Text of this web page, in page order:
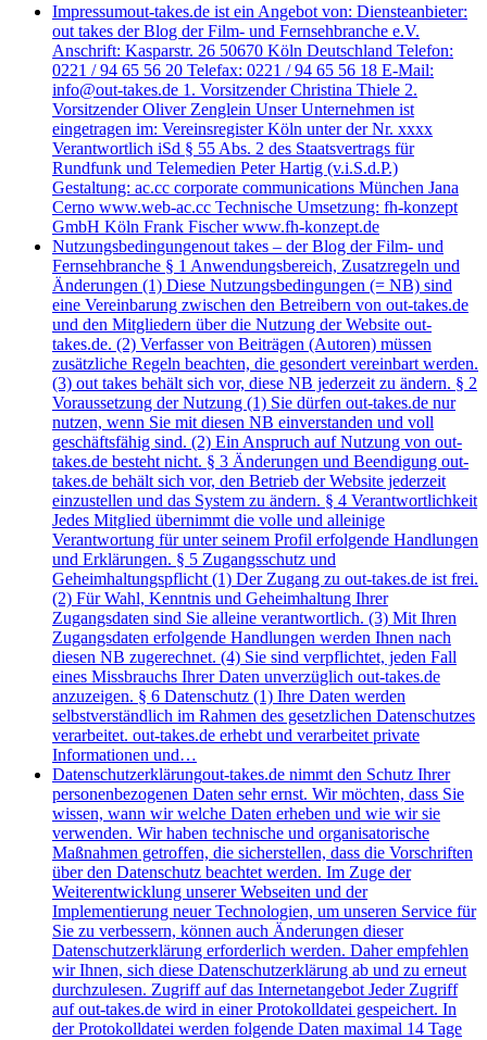
Impressumout-takes.de ist ein Angebot von: Diensteanbieter:
out takes der Blog der Film- und Fernsehbranche e.V.
Anschrift: Kasparstr. 26 50670 Köln Deutschland Telefon:
0221 / 94 65 56 20 Telefax: 0221 / 94 65 56 18 E-Mail:
info@out-takes.de 1. Vorsitzender Christina Thiele 2.
Vorsitzender Oliver Zenglein Unser Unternehmen ist
eingetragen im: Vereinsregister Köln unter der Nr. xxxx
Verantwortlich iSd § 55 Abs. 2 des Staatsvertrags für
Rundfunk und Telemedien Peter Hartig (v.i.S.d.P.)
Gestaltung: ac.cc corporate communications München Jana
Cerno www.web-ac.cc Technische Umsetzung: fh-konzept
GmbH Köln Frank Fischer www.fh-konzept.de
Nutzungsbedingungenout takes – der Blog der Film- und
Fernsehbranche § 1 Anwendungsbereich, Zusatzregeln und
Änderungen (1) Diese Nutzungsbedingungen (= NB) sind
eine Vereinbarung zwischen den Betreibern von out-takes.de
und den Mitgliedern über die Nutzung der Website out-
takes.de. (2) Verfasser von Beiträgen (Autoren) müssen
zusätzliche Regeln beachten, die gesondert vereinbart werden.
(3) out takes behält sich vor, diese NB jederzeit zu ändern. § 2
Voraussetzung der Nutzung (1) Sie dürfen out-takes.de nur
nutzen, wenn Sie mit diesen NB einverstanden und voll
geschäftsfähig sind. (2) Ein Anspruch auf Nutzung von out-
takes.de besteht nicht. § 3 Änderungen und Beendigung out-
takes.de behält sich vor, den Betrieb der Website jederzeit
einzustellen und das System zu ändern. § 4 Verantwortlichkeit
Jedes Mitglied übernimmt die volle und alleinige
Verantwortung für unter seinem Profil erfolgende Handlungen
und Erklärungen. § 5 Zugangsschutz und
Geheimhaltungspflicht (1) Der Zugang zu out-takes.de ist frei.
(2) Für Wahl, Kenntnis und Geheimhaltung Ihrer
Zugangsdaten sind Sie alleine verantwortlich. (3) Mit Ihren
Zugangsdaten erfolgende Handlungen werden Ihnen nach
diesen NB zugerechnet. (4) Sie sind verpflichtet, jeden Fall
eines Missbrauchs Ihrer Daten unverzüglich out-takes.de
anzuzeigen. § 6 Datenschutz (1) Ihre Daten werden
selbstverständlich im Rahmen des gesetzlichen Datenschutzes
verarbeitet. out-takes.de erhebt und verarbeitet private
Informationen und…
Datenschutzerklärungout-takes.de nimmt den Schutz Ihrer
personenbezogenen Daten sehr ernst. Wir möchten, dass Sie
wissen, wann wir welche Daten erheben und wie wir sie
verwenden. Wir haben technische und organisatorische
Maßnahmen getroffen, die sicherstellen, dass die Vorschriften
über den Datenschutz beachtet werden. Im Zuge der
Weiterentwicklung unserer Webseiten und der
Implementierung neuer Technologien, um unseren Service für
Sie zu verbessern, können auch Änderungen dieser
Datenschutzerklärung erforderlich werden. Daher empfehlen
wir Ihnen, sich diese Datenschutzerklärung ab und zu erneut
durchzulesen. Zugriff auf das Internetangebot Jeder Zugriff
auf out-takes.de wird in einer Protokolldatei gespeichert. In
der Protokolldatei werden folgende Daten maximal 14 Tage